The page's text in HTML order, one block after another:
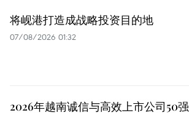
将岘港打造成战略投资目的地
07/08/2026 01:32
2026年越南诚信与高效上市公司50强